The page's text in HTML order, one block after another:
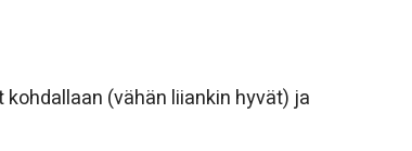
(vähän liiankin hyvät) ja